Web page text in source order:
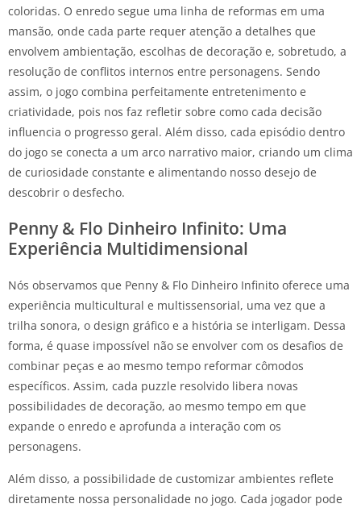
coloridas. O enredo segue uma linha de reformas em uma
mansão, onde cada parte requer atenção a detalhes que
envolvem ambientação, escolhas de decoração e, sobretudo, a
resolução de conflitos internos entre personagens. Sendo
assim, o jogo combina perfeitamente entretenimento e
criatividade, pois nos faz refletir sobre como cada decisão
influencia o progresso geral. Além disso, cada episódio dentro
do jogo se conecta a um arco narrativo maior, criando um clima
de curiosidade constante e alimentando nosso desejo de
descobrir o desfecho.
Penny & Flo Dinheiro Infinito: Uma
Experiência Multidimensional
Nós observamos que Penny & Flo Dinheiro Infinito oferece uma
experiência multicultural e multissensorial, uma vez que a
trilha sonora, o design gráfico e a história se interligam. Dessa
forma, é quase impossível não se envolver com os desafios de
combinar peças e ao mesmo tempo reformar cômodos
específicos. Assim, cada puzzle resolvido libera novas
possibilidades de decoração, ao mesmo tempo em que
expande o enredo e aprofunda a interação com os
personagens.
Além disso, a possibilidade de customizar ambientes reflete
diretamente nossa personalidade no jogo. Cada jogador pode